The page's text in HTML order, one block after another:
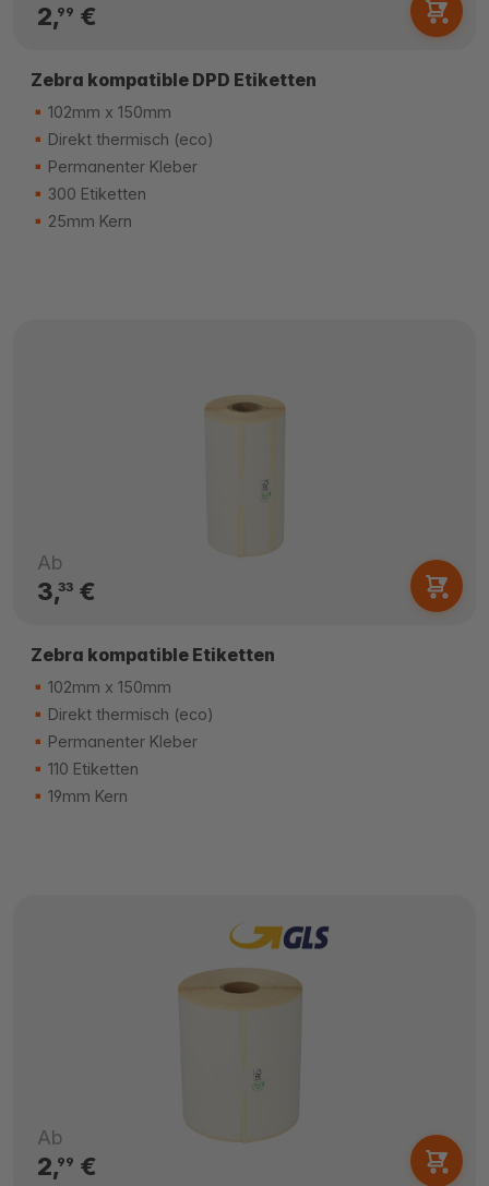
2,99 €
Zebra kompatible DPD Etiketten
102mm x 150mm
Direkt thermisch (eco)
Permanenter Kleber
300 Etiketten
25mm Kern
Ab
3,33€
Zebra kompatible Etiketten
102mm x 150mm
Direkt thermisch (eco)
Permanenter Kleber
110 Etiketten
19mm Kern
Ab
2,99 €